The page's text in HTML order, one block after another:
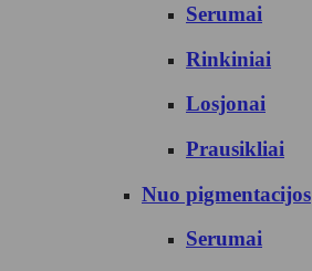
Serumai
Rinkiniai
Losjonai
Prausikliai
Nuo pigmentacijos
Serumai